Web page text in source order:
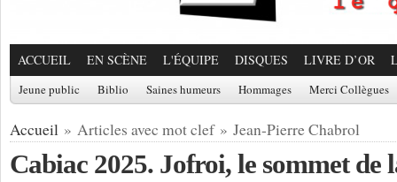
ACCUEIL EN SCÈNE L'ÉQUIPE DISQUES LIVRE D’OR
Jeune public Biblio Saines humeurs Hommages Merci Collègues
Accueil » Articles avec mot clef » Jean-Pierre Chabrol
Cabiac 2025. Jofroi, le sommet de